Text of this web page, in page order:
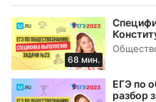
68 мин.
ЕГЭ по
разбор